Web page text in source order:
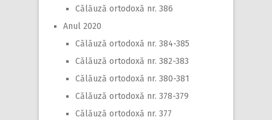
Călăuză ortodoxă nr. 386
Anul 2020
Călăuză ortodoxă nr. 384-385
Călăuză ortodoxă nr. 382-383
Călăuză ortodoxă nr. 380-381
Călăuză ortodoxă nr. 378-379
Călăuză ortodoxă nr. 377